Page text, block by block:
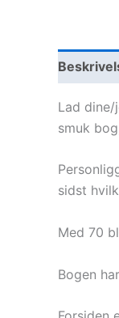
Lad
smuk
sidst
Med 70
Bogen